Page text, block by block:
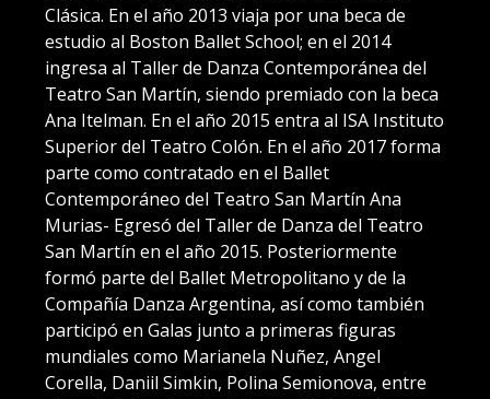
Clásica. En el año 2013 viaja por una beca de
estudio al Boston Ballet School; en el 2014
ingresa al Taller de Danza Contemporánea del
Teatro San Martín, siendo premiado con la beca
Ana Itelman. En el año 2015 entra al ISA Instituto
Superior del Teatro Colón. En el año 2017 forma
parte como contratado en el Ballet
Contemporáneo del Teatro San Martín Ana
Murias- Egresó del Taller de Danza del Teatro
San Martín en el año 2015. Posteriormente
formó parte del Ballet Metropolitano y de la
Compañía Danza Argentina, así como también
participó en Galas junto a primeras figuras
mundiales como Marianela Nuñez, Angel
Corella, Daniil Simkin, Polina Semionova, entre